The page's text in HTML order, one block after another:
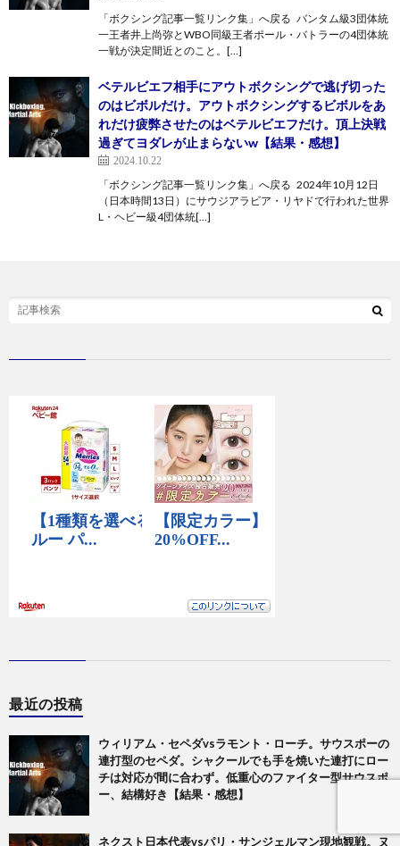
「ボクシング記事一覧リンク集」へ戻る バンタム級3団体統
一王者井上尚弥とWBO同級王者ポール・バトラーの4団体統
一戦が決定間近とのこと。[…]
ベテルビエフ相手にアウトボクシングで逃げ切った
のはビボルだけ。アウトボクシングするビボルをあ
れだけ疲弊させたのはベテルビエフだけ。頂上決戦
過ぎてヨダレが止まらないw【結果・感想】
2024.10.22
「ボクシング記事一覧リンク集」へ戻る 2024年10月12日
（日本時間13日）にサウジアラビア・リヤドで行われた世界
L・ヘビー級4団体統[…]
最近の投稿
ウィリアム・セペダvsラモント・ローチ。サウスポーの
連打型のセペダ。シャクールでも手を焼いた連打にロー
チは対応が間に合わず。低重心のファイター型サウスポ
ー、結構好き【結果・感想】
ネクスト日本代表vsパリ・サンジェルマン現地観戦。ヌ